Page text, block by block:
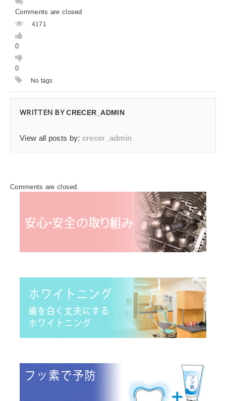
Comments are closed
4171
0
0
No tags
WRITTEN BYCRECER_ADMIN
View all posts by: crecer_admin
Comments are closed.